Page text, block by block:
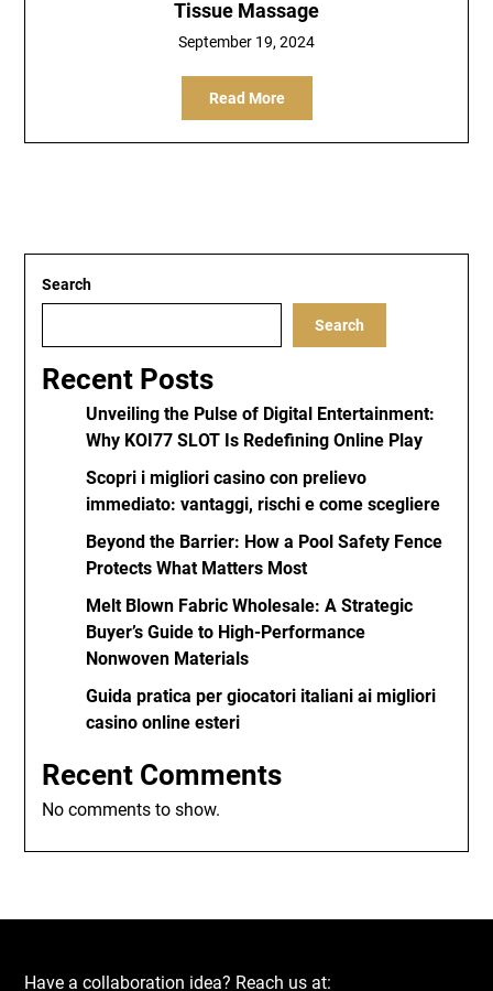
Tissue Massage
September 19, 2024
Read More
Search
Search
Recent Posts
Unveiling the Pulse of Digital Entertainment:
Why KOI77 SLOT Is Redefining Online Play
Scopri i migliori casino con prelievo
immediato: vantaggi, rischi e come scegliere
Beyond the Barrier: How a Pool Safety Fence
Protects What Matters Most
Melt Blown Fabric Wholesale: A Strategic
Buyer’s Guide to High-Performance
Nonwoven Materials
Guida pratica per giocatori italiani ai migliori
casino online esteri
Recent Comments
No comments to show.
Have a collaboration idea? Reach us at: